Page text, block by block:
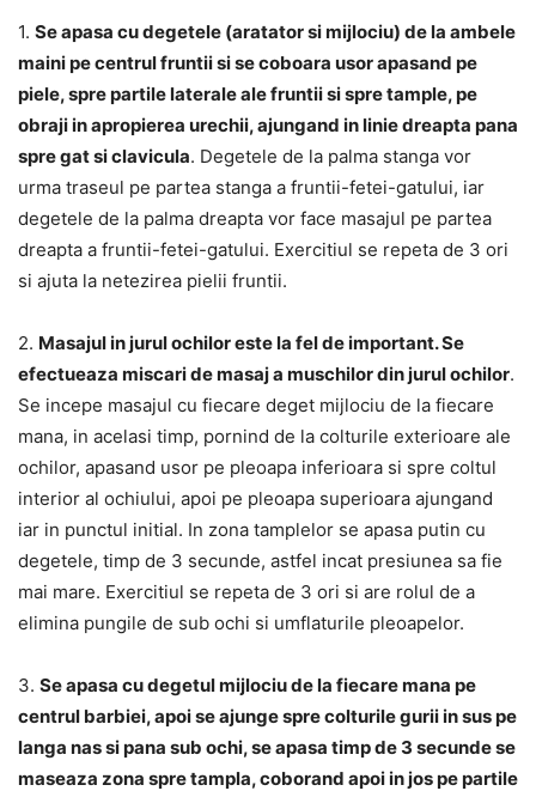
1. Se apasa cu degetele (aratator si mijlociu) de la ambele
maini pe centrul fruntii si se coboara usor apasand pe
piele, spre partile laterale ale fruntii si spre tample, pe
obraji in apropierea urechii, ajungand in linie dreapta pana
spre gat si clavicula. Degetele de la palma stanga vor
urma traseul pe partea stanga a fruntii-fetei-gatului, iar
degetele de la palma dreapta vor face masajul pe partea
dreapta a fruntii-fetei-gatului. Exercitiul se repeta de 3 ori
si ajuta la netezirea pielii fruntii.
2. Masajul in jurul ochilor este la fel de important. Se
efectueaza miscari de masaj a muschilor din jurul ochilor.
Se incepe masajul cu fiecare deget mijlociu de la fiecare
mana, in acelasi timp, pornind de la colturile exterioare ale
ochilor, apasand usor pe pleoapa inferioara si spre coltul
interior al ochiului, apoi pe pleoapa superioara ajungand
iar in punctul initial. In zona tamplelor se apasa putin cu
degetele, timp de 3 secunde, astfel incat presiunea sa fie
mai mare. Exercitiul se repeta de 3 ori si are rolul de a
elimina pungile de sub ochi si umflaturile pleoapelor.
3. Se apasa cu degetul mijlociu de la fiecare mana pe
centrul barbiei, apoi se ajunge spre colturile gurii in sus pe
langa nas si pana sub ochi, se apasa timp de 3 secunde se
maseaza zona spre tampla, coborand apoi in jos pe partile